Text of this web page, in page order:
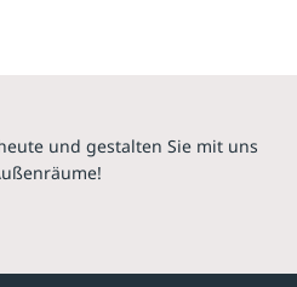
und gestalten Sie mit uns